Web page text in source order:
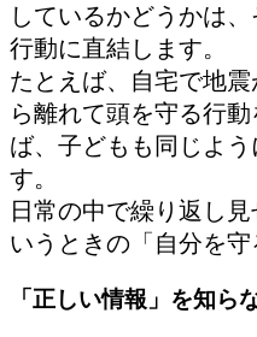
しているかどうかは
行動に直結します。
たとえば、自宅で地
ら離れて頭を守る行
ば、子どもも同じよ
す。
日常の中で繰り返し
いうときの「自分を守
「正しい情報」を知ら